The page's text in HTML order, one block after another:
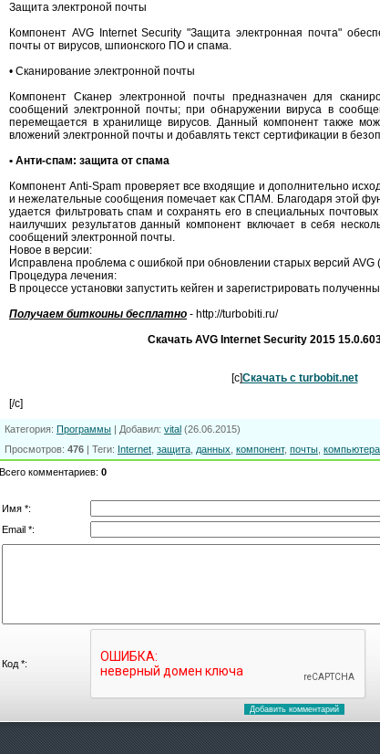
Защита электроной почты
Компонент AVG Internet Security "Защита электронная почта"
почты от вирусов, шпионского ПО и спама.
• Сканирование электронной почты
Компонент Сканер электронной почты предназначен для
сообщений электронной почты; при обнаружении вируса в
перемещается в хранилище вирусов. Данный компонент также
вложений электронной почты и добавлять текст сертификации в
• Анти-спам: защита от спама
Компонент Anti-Spam проверяет все входящие и дополнительно
и нежелательные сообщения помечает как СПАМ. Благодаря этой
удается фильтровать спам и сохранять его в специальных
наилучших результатов данный компонент включает в себя
сообщений электронной почты.
Новое в версии:
Исправлена проблема с ошибкой при обновлении старых версий AVG
Процедура лечения:
В процессе установки запустить кейген и зарегистрировать
Получаем биткоины бесплатно - http://turbobiti.ru/
Скачать AVG Internet Security 2015
[c]Скачать с turbobit.net
[/c]
Категория: Программы Добавил: vital (26.06.2015)
Просмотров: 476 Теги: Internet защита данных компонент, почты компьютера
Всего комментариев: 0
Имя *:
Email *:
Код *: